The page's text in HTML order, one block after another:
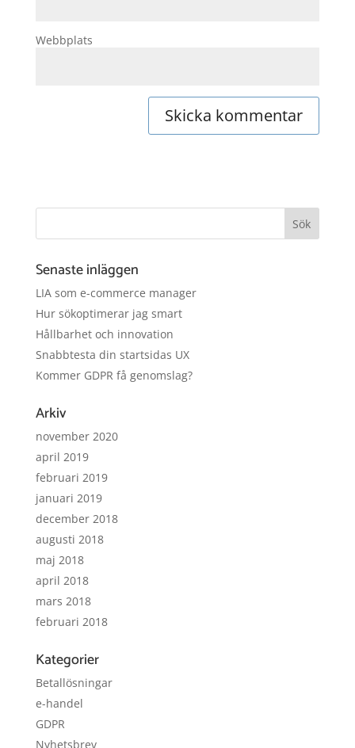
Webbplats
Senaste inläggen
LIA som e-commerce manager
Hur sökoptimerar jag smart
Hållbarhet och innovation
Snabbtesta din startsidas UX
Kommer GDPR få genomslag?
Arkiv
november 2020
april 2019
februari 2019
januari 2019
december 2018
augusti 2018
maj 2018
april 2018
mars 2018
februari 2018
Kategorier
Betallösningar
e-handel
GDPR
Nyhetsbrev